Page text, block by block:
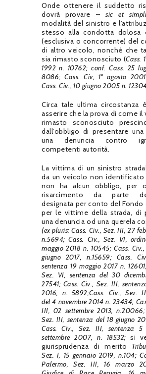
Onde ottenere il suddetto
dovrà provare –sic et
modalità del sinistro e
stesso alla condotta dolosa
(esclusiva o concorrente) del
di altro veicolo, nonché che
sia rimasto sconosciuto (Cass.
1992 n. 10762; conf. Cass. 25
8086; Cass. Civ, 1° agosto
Cass. Civ., 10 giugno 2005 n. 12304
Circa tale ultima circostanza
asserire che la prova di come il
rimasto sconosciuto
dall’obbligo di presentare
una denuncia contro
competenti autorità.
La vittima di un sinistro
da un veicolo non
non ha alcun obbligo, per
risarcimento da parte
designata per conto del Fondo
per le vittime della strada, di
una denuncia od una querela
(ex pluris: Cass. Civ., Sez. III, 27
n.5694; Cass. Civ., Sez. VI,
maggio 2018 n. 10545; Cass.
giugno 2017, n.15659; Cass.
sentenza 19 maggio 2017 n.
Sez. VI, sentenza del 30
27541; Cass. Civ., Sez. III,
2016, n. 5892;Cass. Civ., Sez.
del 4 novembre 2014 n. 23434;
III, 02 settembre 2013, n.20066;
Sez. III, sentenza del 18 giugno
Cass. Civ., Sez. III, sentenza
settembre 2007, n. 18532;si
giurisprudenza di merito
Sez. I, 15 gennaio 2019, n.104;
Palermo, Sez. III, 16 marzo